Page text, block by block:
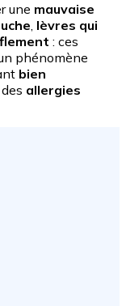
une mauvaise
, lèvres qui
: ces
phénomène
bien
allergies